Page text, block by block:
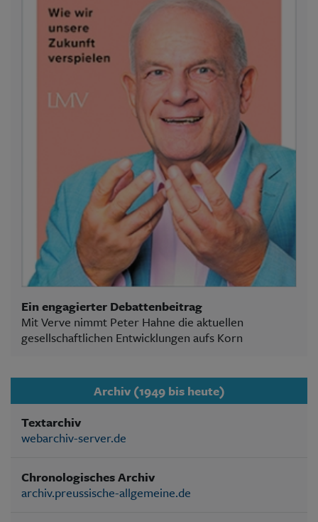
Ein engagierter Debattenbeitrag
Mit Verve nimmt Peter Hahne die aktuellen
gesellschaftlichen Entwicklungen aufs Korn
Archiv (1949 bis heute)
Textarchiv
webarchiv-server.de
Chronologisches Archiv
archiv.preussische-allgemeine.de